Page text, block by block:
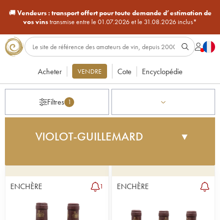
🚚Vendeurs : transport offert pour toute demande d’estimation de
vos vinstransmise entre le 01.07.2026 et le 31.08.2026 inclus*
Acheter VENDRE Cote Encyclopédie
Filtres 1
VIOLOT-GUILLEMARD ▼
au cœur de l’emblématique côte de Beaune. Ce
charmant vignoble familial compte huit hectares de
vignes de pinot noir et de chardonnay, en
moyenne âgées de 50 ans et sillonnant les plus
ENCHÈRE 1 ENCHÈRE